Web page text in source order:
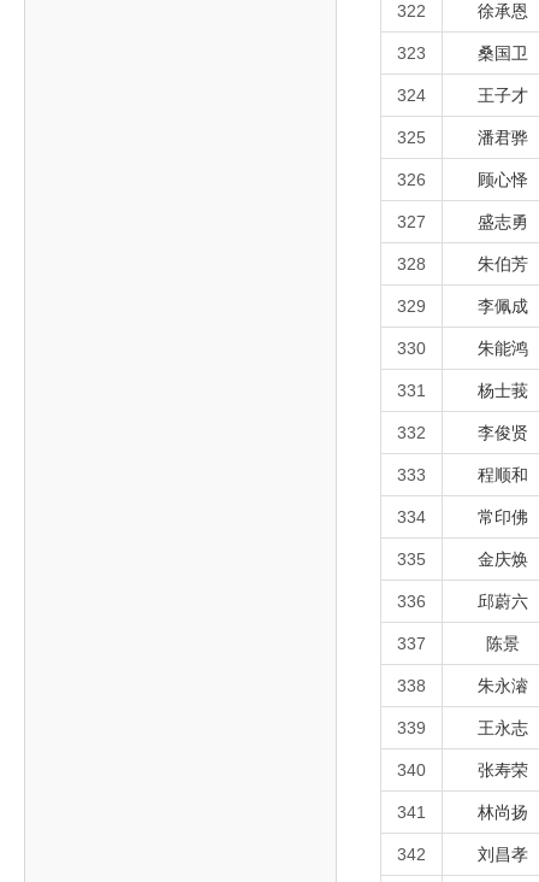
322 徐承恩
323 桑国卫
324 王子才
325 潘君骅
326 顾心怿
327 盛志勇
328 朱伯芳
329 李佩成
330 朱能鸿
331 杨士莪
332 李俊贤
333 程顺和
334 常印佛
335 金庆焕
336 邱蔚六
337 陈景
338 朱永濬
339 王永志
340 张寿荣
341 林尚扬
342 刘昌孝